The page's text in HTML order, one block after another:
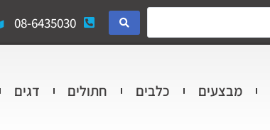
08-6435030
מבצעים כלבים חתולים דגים